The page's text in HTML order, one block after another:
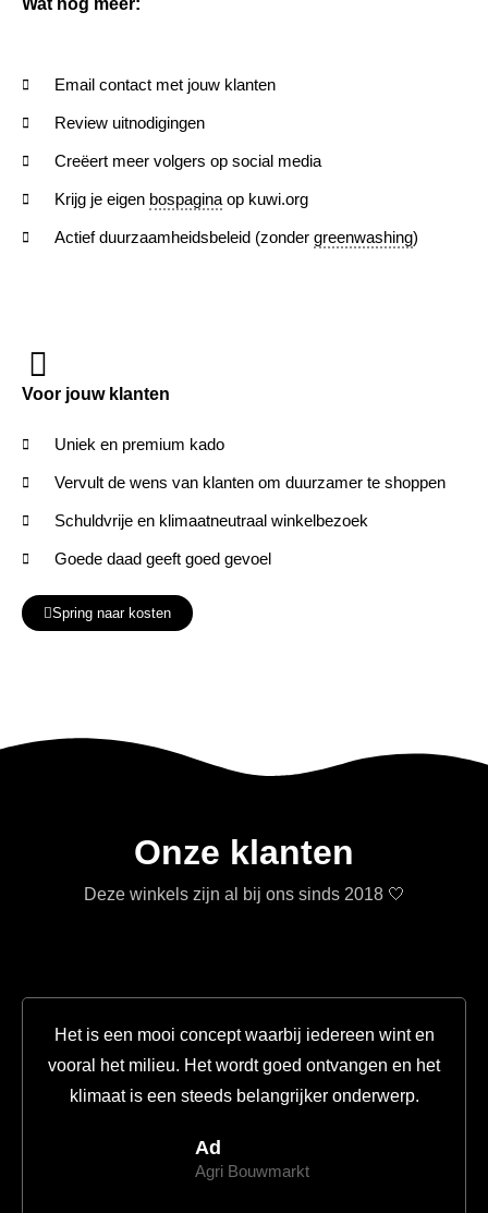
Email contact met jouw klanten
Review uitnodigingen
Creëert meer volgers op social media
Krijg je eigen bospagina op kuwi.org
Actief duurzaamheidsbeleid (zonder greenwashing)
Voor jouw klanten
Uniek en premium kado
Vervult de wens van klanten om duurzamer te shoppen
Schuldvrije en klimaatneutraal winkelbezoek
Goede daad geeft goed gevoel
Spring naar kosten
Onze klanten
Deze winkels zijn al bij ons sinds 2018 🤍
Het is een mooi concept waarbij iedereen wint en
vooral het milieu. Het wordt goed ontvangen en het
klimaat is een steeds belangrijker onderwerp.
Ad
Agri Bouwmarkt